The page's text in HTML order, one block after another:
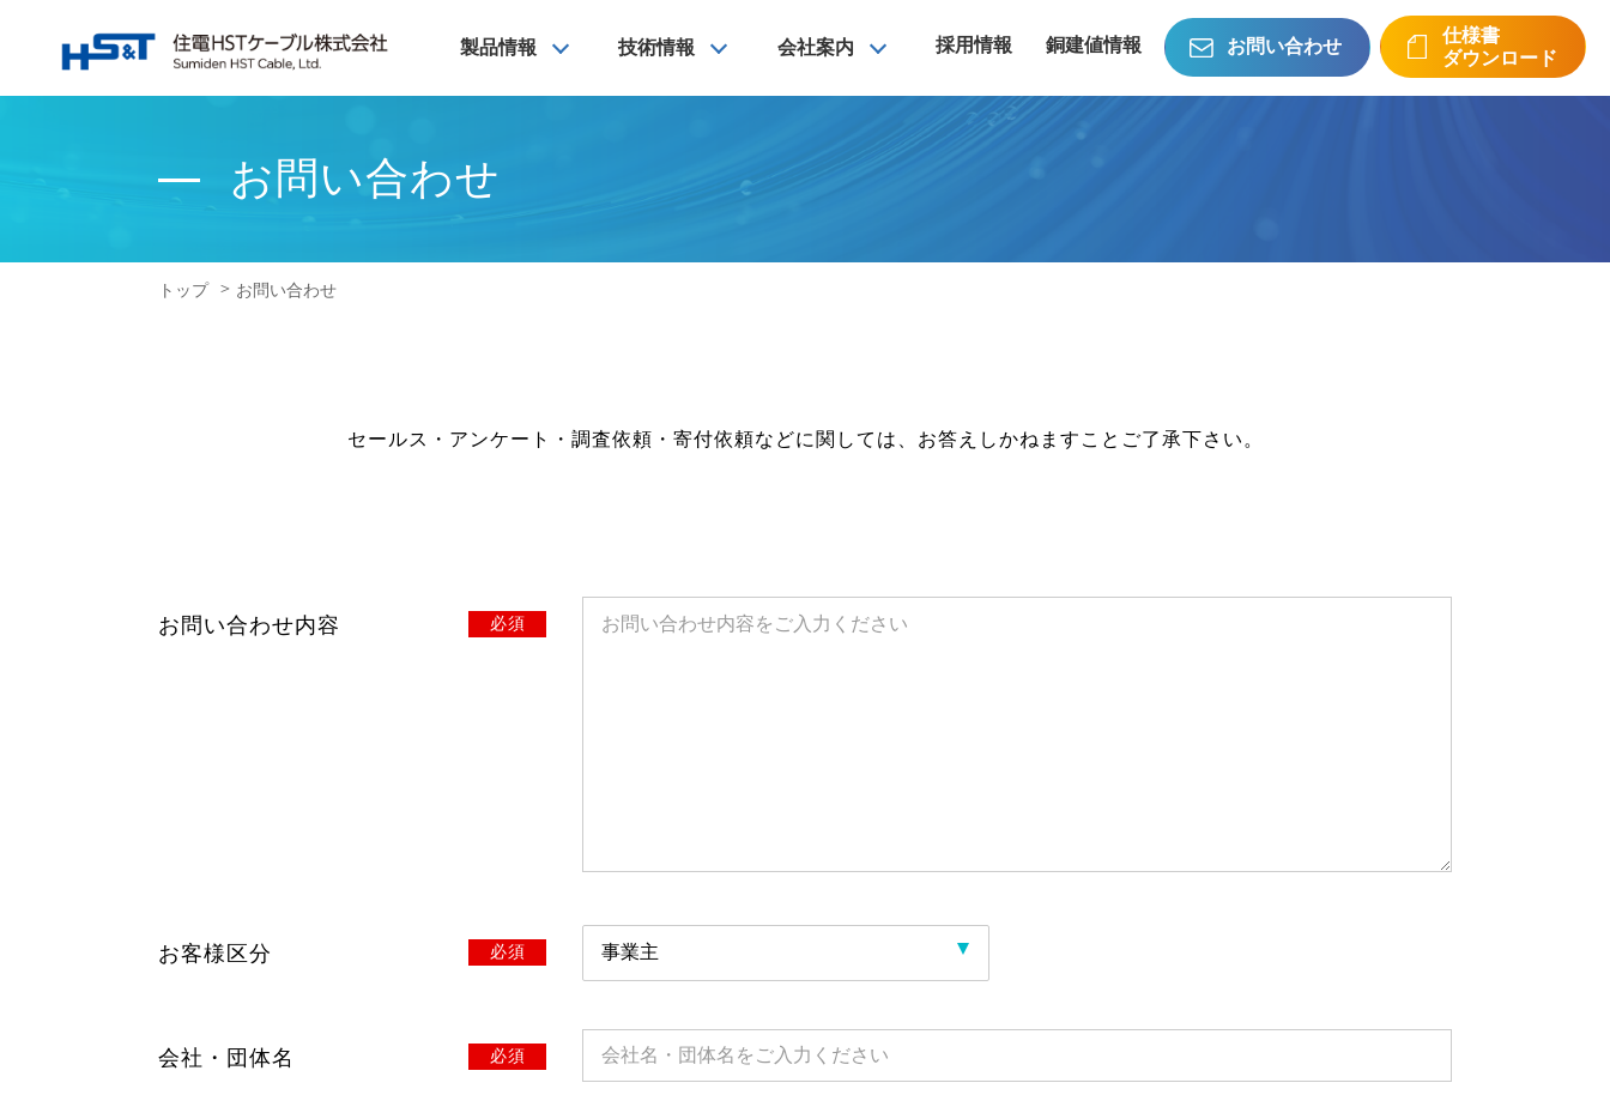
製品情報 技術情報 会社案内 採用情報 銅建値情報 お問い合わせ
仕様書
ダウンロード
お問い合わせ
トップ お問い合わせ
セールス・アンケート・調査依頼・寄付依頼などに関しては、お答えしかねますことご了承下さい。
お問い合わせ内容 必須
お客様区分 必須
会社・団体名 必須